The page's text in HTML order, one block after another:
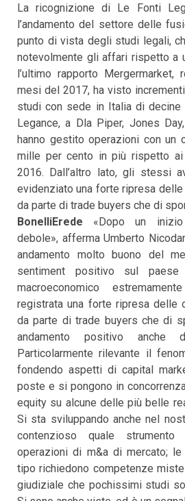
La ricognizione di Le Fonti
l’andamento del settore delle
punto di vista degli studi legali,
notevolmente gli affari rispetto a
l’ultimo rapporto
mesi del 2017, ha visto
studi con sede in Italia di
Legance, a Dla Piper, Jones
hanno gestito operazioni con un
mille per cento in più rispetto
2016. Dall’altro lato, gli stessi
evidenziato una forte ripresa
da parte di trade buyers che di
BonelliErede «Dopo un inizio
debole», afferma Umberto
andamento molto buono del
sentiment positivo sul
macroeconomico
registrata una forte ripresa delle
da parte di trade buyers che di
andamento positivo anche
Particolarmente rilevante il
fondendo aspetti di capital
poste e si pongono in
equity su alcune delle più belle
Si sta sviluppando anche nel
contenzioso quale
operazioni di m&a di mercato;
tipo richiedono competenze
giudiziale che pochissimi studi